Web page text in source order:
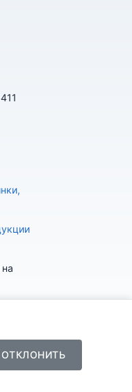
ОТКЛОНИТЬ